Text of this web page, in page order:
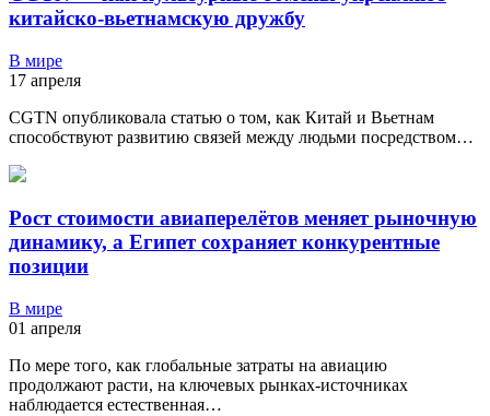
китайско-вьетнамскую дружбу
В мире
17 апреля
CGTN опубликовала статью о том, как Китай и Вьетнам
способствуют развитию связей между людьми посредством…
Рост стоимости авиаперелётов меняет рыночную
динамику, а Египет сохраняет конкурентные
позиции
В мире
01 апреля
По мере того, как глобальные затраты на авиацию
продолжают расти, на ключевых рынках-источниках
наблюдается естественная…